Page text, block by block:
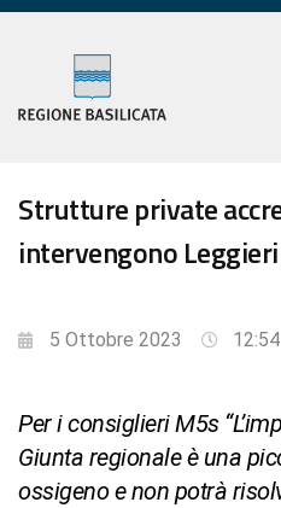
Strutture private
intervengono
5 Ottobre 2023 12:54
Per i consiglieri M5s
Giunta regionale è una
ossigeno e non potrà